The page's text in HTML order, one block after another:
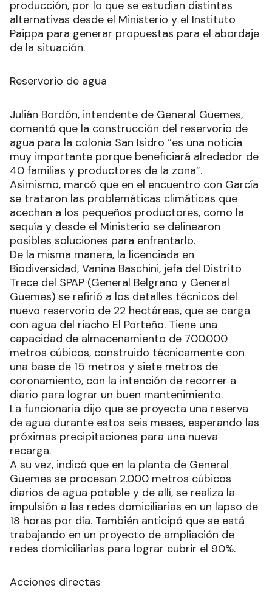
producción, por lo que se estudian distintas
alternativas desde el Ministerio y el Instituto
Paippa para generar propuestas para el abordaje
de la situación.
Reservorio de agua
Julián Bordón, intendente de General Güemes,
comentó que la construcción del reservorio de
agua para la colonia San Isidro “es una noticia
muy importante porque beneficiará alrededor de
40 familias y productores de la zona”.
Asimismo, marcó que en el encuentro con García
se trataron las problemáticas climáticas que
acechan a los pequeños productores, como la
sequía y desde el Ministerio se delinearon
posibles soluciones para enfrentarlo.
De la misma manera, la licenciada en
Biodiversidad, Vanina Baschini, jefa del Distrito
Trece del SPAP (General Belgrano y General
Güemes) se refirió a los detalles técnicos del
nuevo reservorio de 22 hectáreas, que se carga
con agua del riacho El Porteño. Tiene una
capacidad de almacenamiento de 700.000
metros cúbicos, construido técnicamente con
una base de 15 metros y siete metros de
coronamiento, con la intención de recorrer a
diario para lograr un buen mantenimiento.
La funcionaria dijo que se proyecta una reserva
de agua durante estos seis meses, esperando las
próximas precipitaciones para una nueva
recarga.
A su vez, indicó que en la planta de General
Güemes se procesan 2.000 metros cúbicos
diarios de agua potable y de allí, se realiza la
impulsión a las redes domiciliarias en un lapso de
18 horas por día. También anticipó que se está
trabajando en un proyecto de ampliación de
redes domiciliarias para lograr cubrir el 90%.
Acciones directas